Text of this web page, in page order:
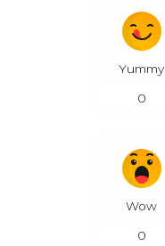
Yummy
0
Wow
0